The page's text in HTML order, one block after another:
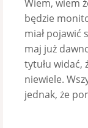
Wiem, wiem
będzie
miał pojawić
maj już
tytułu widać,
niewiele.
jednak, że